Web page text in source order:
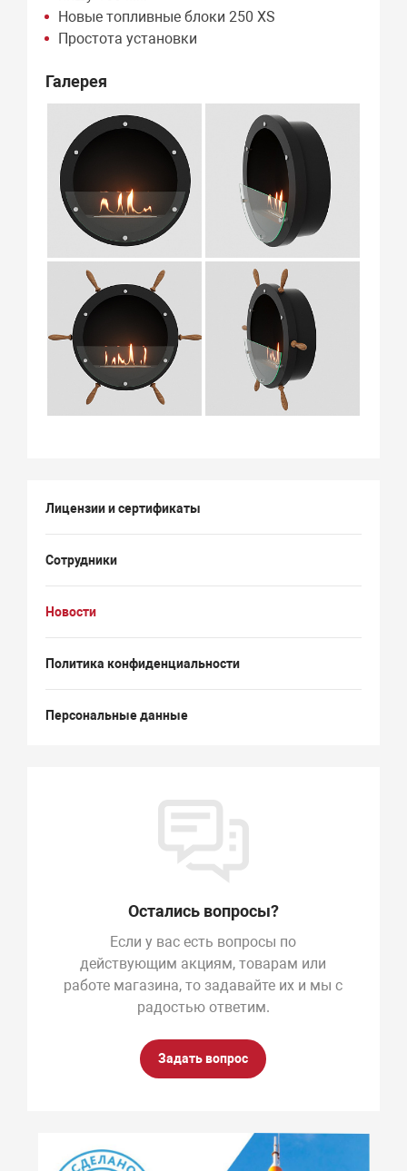
Новые топливные блоки 250 XS
Простота установки
Галерея
Лицензии и сертификаты
Сотрудники
Новости
Политика конфиденциальности
Персональные данные
Остались вопросы?
Если у вас есть вопросы по
действующим акциям, товарам или
работе магазина, то задавайте их и мы с
радостью ответим.
Задать вопрос